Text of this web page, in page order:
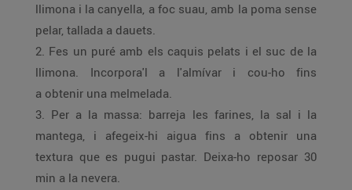
llimona i la canyella, a foc suau, amb la poma sense
pelar, tallada a dauets.
2. Fes un puré amb els caquis pelats i el suc de la
llimona. Incorpora'l a l'almívar i cou-ho fins
a obtenir una melmelada.
3. Per a la massa: barreja les farines, la sal i la
mantega, i afegeix-hi aigua fins a obtenir una
textura que es pugui pastar. Deixa-ho reposar 30
min a la nevera.